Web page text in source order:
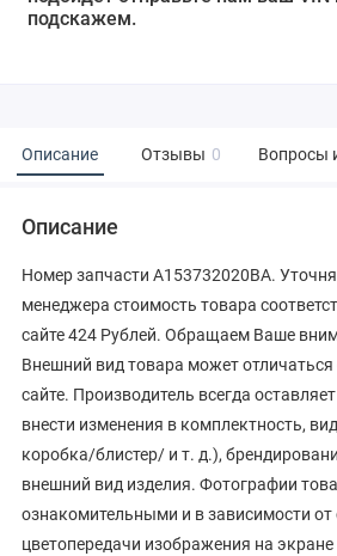
подскажем.
Описание Отзывы 0 Вопросы
Описание
Номер запчасти A153732020BA.
менеджера стоимость товара
сайте 424 Рублей. Обращаем Ваше
Внешний вид товара может
сайте. Производитель всегда
внести изменения в комплектность,
коробка/блистер/ и т. д.),
внешний вид изделия. Фотографии
ознакомительными и в зависимости от
цветопередачи изображения на экране